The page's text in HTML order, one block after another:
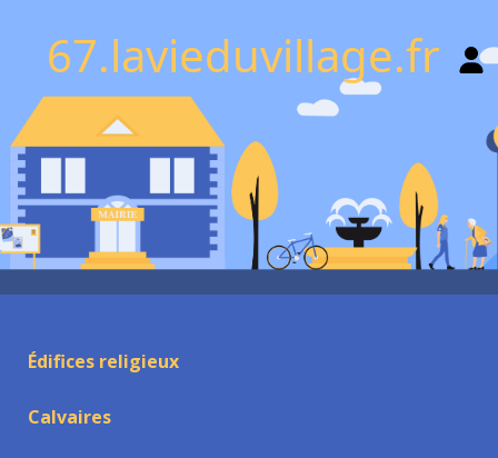
67.lavieduvillage.fr
Édifices religieux
Calvaires